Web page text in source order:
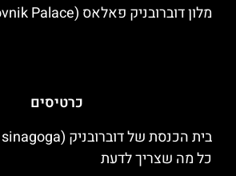
מלון דוברובניק פאלאס (Hotel Dubrovnik Palace)
כרטיסים
כל מה שצריך לדעת